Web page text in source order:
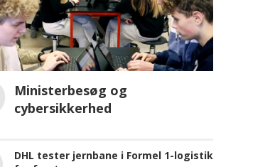
cybersikkerhed
DHL tester jernbane i Formel 1-logistik
for første gang
Capgemini og NVIDIA går sammen om
Agentic AI-løsning